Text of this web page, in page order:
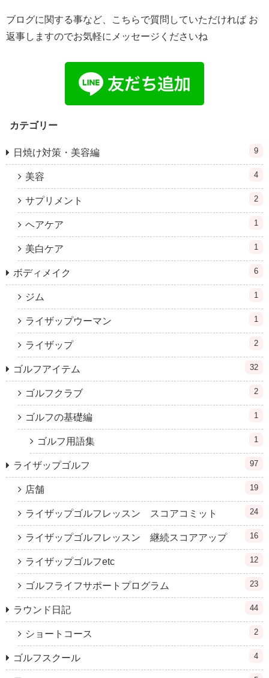
ブログに関する事など、こちらで質問していただければ お
返事しますのでお気軽にメッセージくださいね
カテゴリー
日焼け対策・美容編 9
美容 4
サプリメント 2
ヘアケア 1
美白ケア 1
ボディメイク 6
ジム 1
ライザップウーマン 1
ライザップ 2
ゴルフアイテム 32
ゴルフクラブ 2
ゴルフの基礎編 1
ゴルフ用語集 1
ライザップゴルフ 97
店舗 19
ライザップゴルフレッスン スコアコミット 24
ライザップゴルフレッスン 継続スコアアップ 16
ライザップゴルフetc 12
ゴルフライフサポートプログラム 23
ラウンド日記 44
ショートコース 2
ゴルフスクール 4